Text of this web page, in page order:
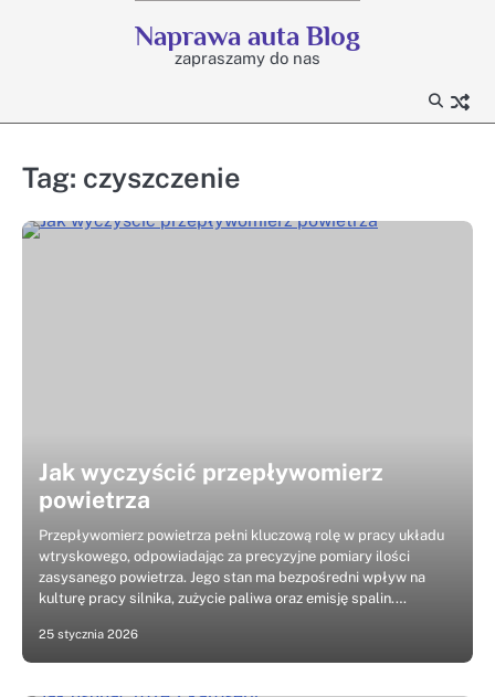
Naprawa auta Blog
zapraszamy do nas
Tag: czyszczenie
Jak wyczyścić przepływomierz
powietrza
Przepływomierz powietrza pełni kluczową rolę w pracy układu
wtryskowego, odpowiadając za precyzyjne pomiary ilości
zasysanego powietrza. Jego stan ma bezpośredni wpływ na
kulturę pracy silnika, zużycie paliwa oraz emisję spalin.…
25 stycznia 2026